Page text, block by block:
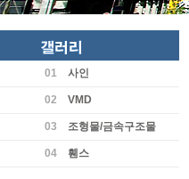
01 사인
02 VMD
03 조형물/금속구조물
04 휀스